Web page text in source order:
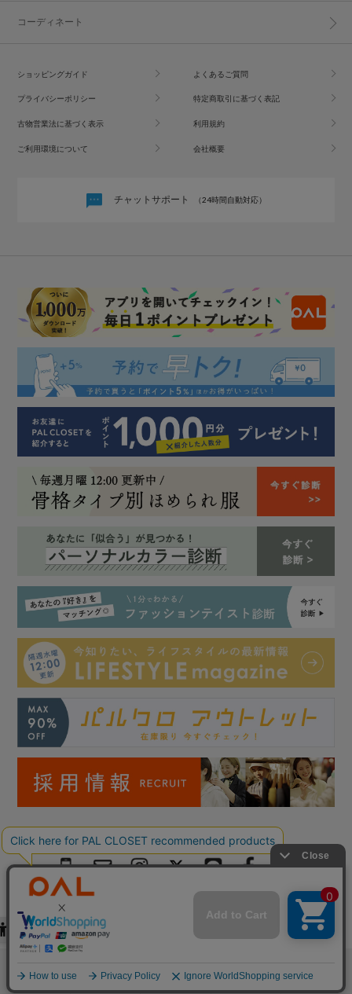
コーディネート
ショッピングガイド よくあるご質問
プライバシーポリシー 特定商取引に基づく表記
古物営業法に基づく表示 利用規約
ご利用環境について 会社概要
チャットサポート （24時間自動対応）